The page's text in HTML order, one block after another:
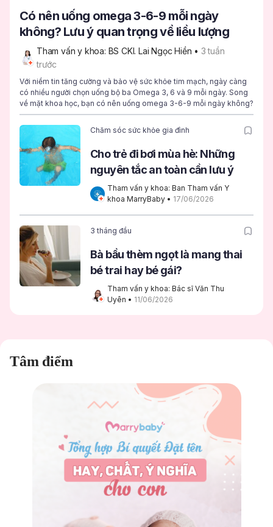
Có nên uống omega 3-6-9 mỗi ngày
không? Lưu ý quan trọng về liều lượng
Tham vấn y khoa: BS CKI. Lai Ngọc Hiền • 3 tuần
trước
Với niềm tin tăng cường và bảo vệ sức khỏe tim mạch, ngày càng
có nhiều người chọn uống bộ ba Omega 3, 6 và 9 mỗi ngày. Song
về mặt khoa học, bạn có nên uống omega 3-6-9 mỗi ngày không?
Chăm sóc sức khỏe gia đình
Cho trẻ đi bơi mùa hè: Những
nguyên tắc an toàn cần lưu ý
Tham vấn y khoa: Ban Tham vấn Y
khoa MarryBaby • 17/06/2026
3 tháng đầu
Bà bầu thèm ngọt là mang thai
bé trai hay bé gái?
Tham vấn y khoa: Bác sĩ Văn Thu
Uyên • 11/06/2026
Tâm điểm